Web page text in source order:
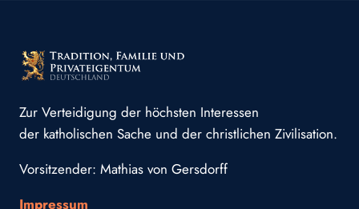
Zur Verteidigung der höchsten Interessen
der katholischen Sache und der christlichen Zivilisation.
Vorsitzender: Mathias von Gersdorff
Impressum